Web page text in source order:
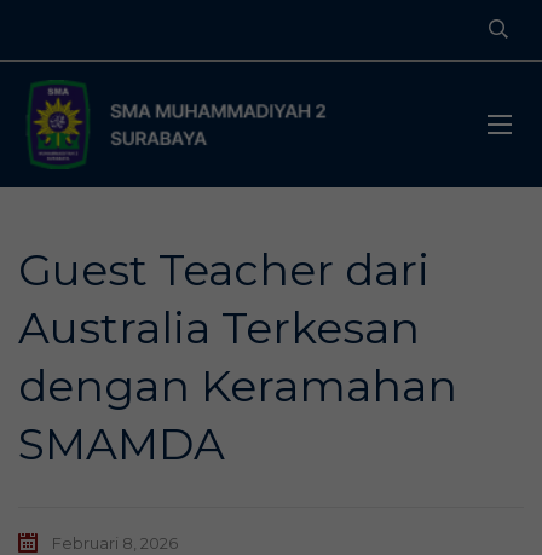
Guest Teacher dari
Australia Terkesan
dengan Keramahan
SMAMDA
Februari 8, 2026